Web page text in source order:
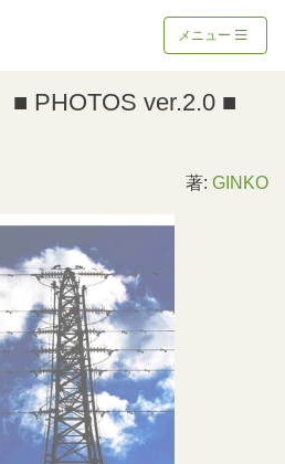
メニュー
■ PHOTOS ver.2.0 ■
著: GINKO